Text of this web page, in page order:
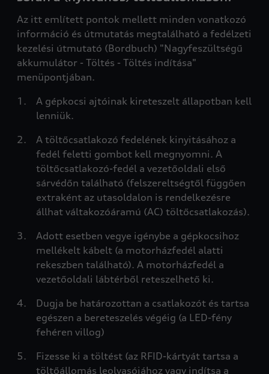
Az itt említett pontok mellett minden vonatkozó
információ és útmutatás megtalálható a fedélzeti
kezelési útmutató (Bordbuch) "Nagyfeszültségű
akkumulátor - Töltés - Töltés indítása"
menüpontjában.
A gépkocsi ajtóinak kireteszelt állapotban kell
lenniük.
A töltőcsatlakozó fedelének kinyitásához a
fedél feletti gombot kell megnyomni. A
töltőcsatlakozó-fedél a vezetőoldali első
sárvédőn található (felszereltségtől függően
extraként az utasoldalon is rendelkezésre
állhat váltakozóáramú (AC) töltőcsatlakozás).
Adott esetben vegye igénybe a gépkocsihoz
mellékelt kábelt (a motorházfedél alatti
rekeszben található). A motorházfedél a
vezetőoldali lábtérből reteszelhető ki.
Dugja be határozottan a csatlakozót és tartsa
egészen a bereteszelés végéig (a LED-fény
fehéren villog)
Fizesse ki a töltést (az RFID-kártyát tartsa a
töltőállomás leolvasójához vagy indítsa a